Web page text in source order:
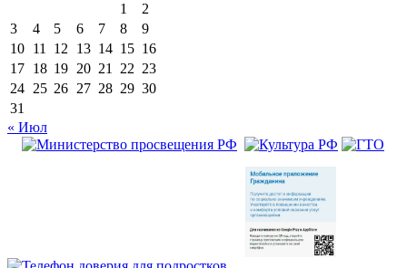
1
2
3
4 5 6 7 8
9
10 11 12 13 14 15 16
17 18 19 20 21 22 23
24 25 26 27 28 29 30
31
« Июл